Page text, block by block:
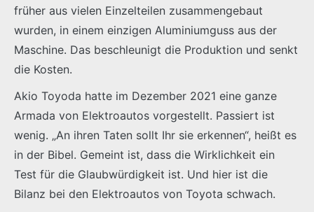
früher aus vielen Einzelteilen zusammengebaut
wurden, in einem einzigen Aluminiumguss aus der
Maschine. Das beschleunigt die Produktion und senkt
die Kosten.
Akio Toyoda hatte im Dezember 2021 eine ganze
Armada von Elektroautos vorgestellt. Passiert ist
wenig. „An ihren Taten sollt Ihr sie erkennen“, heißt es
in der Bibel. Gemeint ist, dass die Wirklichkeit ein
Test für die Glaubwürdigkeit ist. Und hier ist die
Bilanz bei den Elektroautos von Toyota schwach.